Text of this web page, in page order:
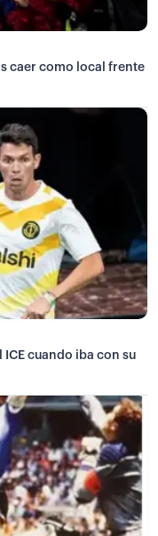
caer como local frente
cuando iba con su